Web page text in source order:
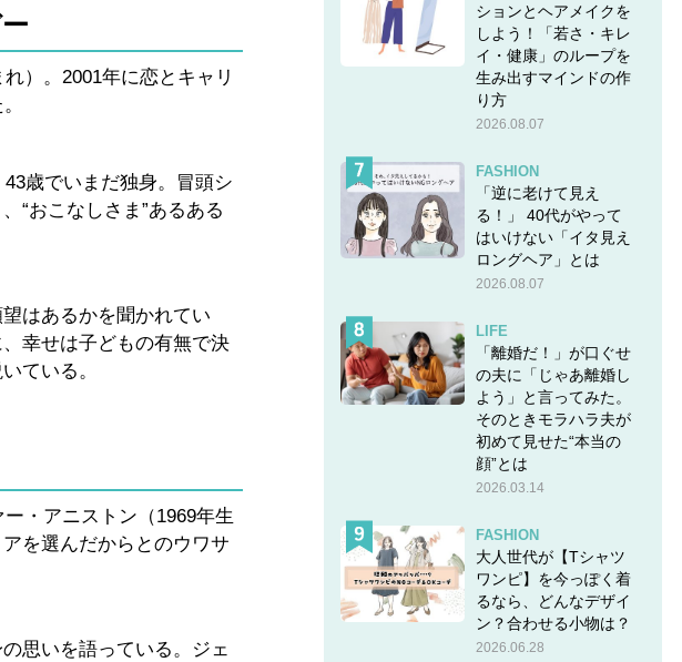
）。2001年に恋とキャリ
歳でいまだ独身。冒頭シ
“おこなしさま”あるある
はあるかを聞かれてい
幸せは子どもの有無で決
ている。
・アニストン（1969年生
を選んだからとのウワサ
思いを語っている。ジェ
ションとヘアメイクを
しよう！「若さ・キレ
イ・健康」のループを
生み出すマインドの作
り方
2026.08.07
FASHION
「逆に老けて見え
る！」 40代がやって
はいけない「イタ見え
ロングヘア」とは
2026.08.07
LIFE
「離婚だ！」が口ぐせ
の夫に「じゃあ離婚し
よう」と言ってみた。
そのときモラハラ夫が
初めて見せた“本当の
顔”とは
2026.03.14
FASHION
大人世代が【Tシャツ
ワンピ】を今っぽく着
るなら、どんなデザイ
ン？合わせる小物は？
2026.06.28